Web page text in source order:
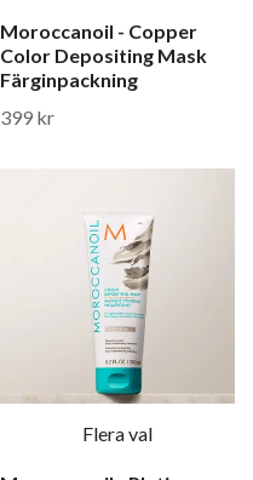
Moroccanoil - Copper
Color Depositing Mask
Färginpackning
399 kr
Flera val